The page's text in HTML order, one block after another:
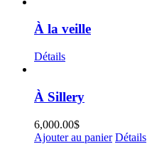
À la veille
Détails
À Sillery
6,000.00$
Ajouter au panier Détails